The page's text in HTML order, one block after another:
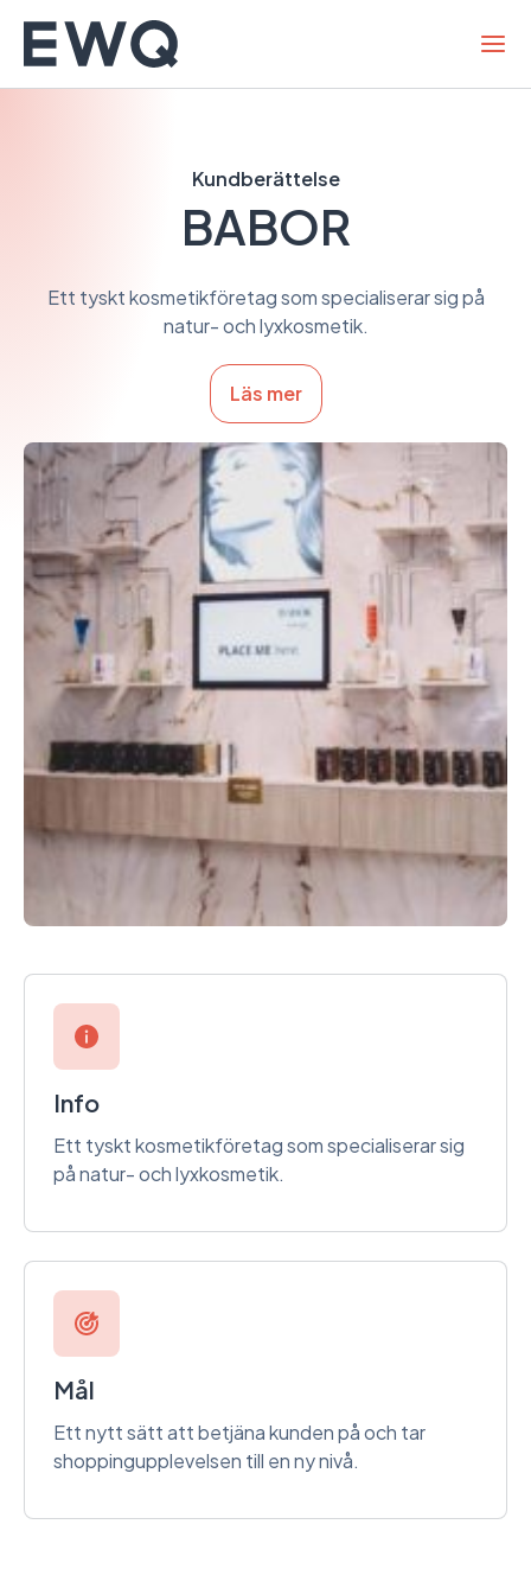
innehållet
Kundberättelse
BABOR
Ett tyskt kosmetikföretag som specialiserar sig på
natur- och lyxkosmetik.
Läs mer
Info
Ett tyskt kosmetikföretag som specialiserar sig
på natur- och lyxkosmetik.
Mål
Ett nytt sätt att betjäna kunden på och tar
shoppingupplevelsen till en ny nivå.